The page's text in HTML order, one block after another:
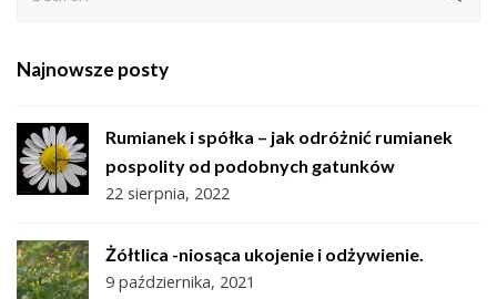
Najnowsze posty
Rumianek i spółka – jak odróżnić rumianek
pospolity od podobnych gatunków
22 sierpnia, 2022
Żółtlica -niosąca ukojenie i odżywienie.
9 października, 2021